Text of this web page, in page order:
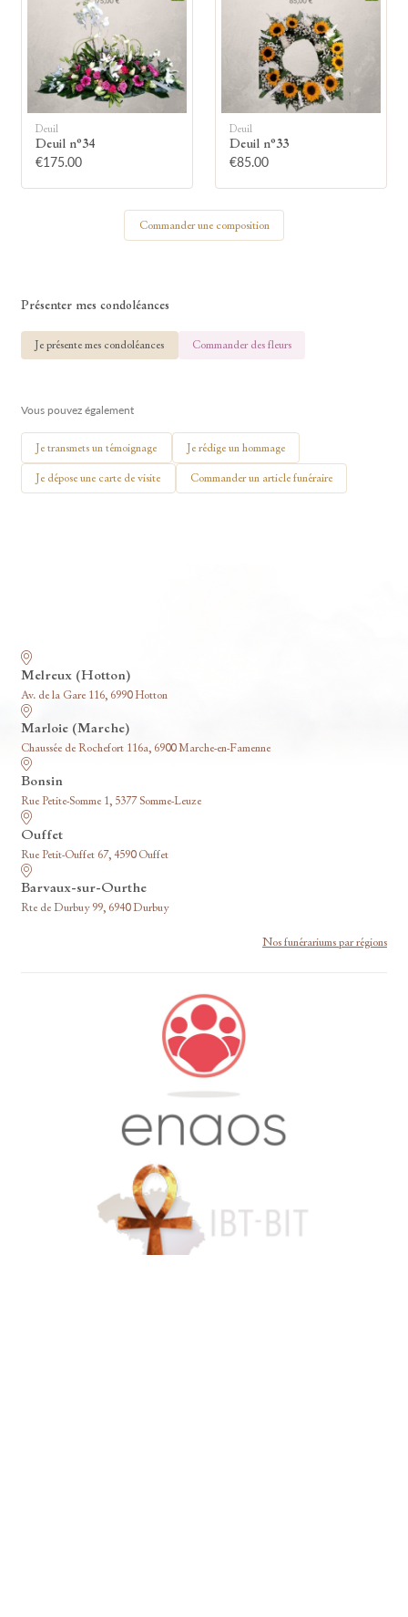
Allumez une bougie
Montrez votre soutien à la famille en
allumant symboliquement une bougie.
Votre prénom
Votre nom
Deuil
Deuil n°34
€175.00
Deuil
Deuil n°33
€85.00
Commander une composition
Présenter mes condoléances
Je présente mes condoléances Commander des fleurs
Vous pouvez également
Je transmets un témoignage Je rédige un hommage
Je dépose une carte de visite Commander un article funéraire
Melreux (Hotton)
Av. de la Gare 116, 6990 Hotton
Marloie (Marche)
Chaussée de Rochefort 116a, 6900 Marche-en-Famenne
Bonsin
Rue Petite-Somme 1, 5377 Somme-Leuze
Ouffet
Rue Petit-Ouffet 67, 4590 Ouffet
Barvaux-sur-Ourthe
Rte de Durbuy 99, 6940 Durbuy
Nos funérariums par régions